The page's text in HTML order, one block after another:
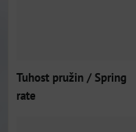
Tuhost pružin / Spring
rate